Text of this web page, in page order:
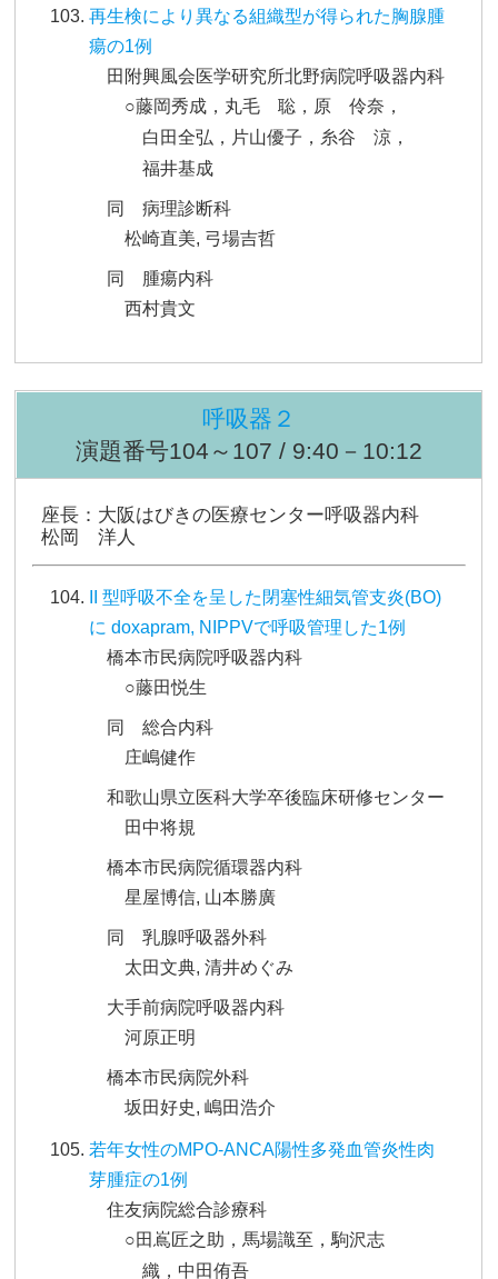
再生検により異なる組織型が得られた胸腺腫
瘍の1例
田附興風会医学研究所北野病院呼吸器内科
○藤岡秀成，丸毛 聡，原 伶奈，
白田全弘，片山優子，糸谷 涼，
福井基成
同 病理診断科
松崎直美, 弓場吉哲
同 腫瘍内科
西村貴文
呼吸器２
演題番号104～107 / 9:40－10:12
座長：大阪はびきの医療センター呼吸器内科
松岡 洋人
II 型呼吸不全を呈した閉塞性細気管支炎(BO)
に doxapram, NIPPVで呼吸管理した1例
橋本市民病院呼吸器内科
○藤田悦生
同 総合内科
庄嶋健作
和歌山県立医科大学卒後臨床研修センター
田中将規
橋本市民病院循環器内科
星屋博信, 山本勝廣
同 乳腺呼吸器外科
太田文典, 清井めぐみ
大手前病院呼吸器内科
河原正明
橋本市民病院外科
坂田好史, 嶋田浩介
若年女性のMPO-ANCA陽性多発血管炎性肉
芽腫症の1例
住友病院総合診療科
○田嶌匠之助，馬場識至，駒沢志
織，中田侑吾